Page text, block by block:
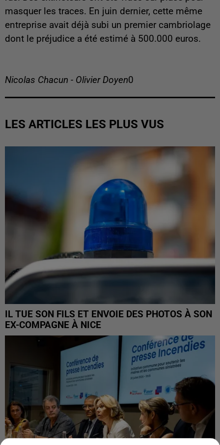
masquer les traces. En juin dernier, cette même
entreprise avait déjà subi un premier cambriolage
dont le préjudice a été estimé à 500.000 euros.
Nicolas Chacun - Olivier Doyen0
LES ARTICLES LES PLUS VUS
IL TUE SON FILS ET ENVOIE DES PHOTOS À SON
EX-COMPAGNE À NICE